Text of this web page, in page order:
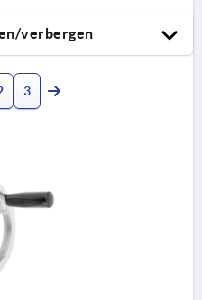
verbergen
3